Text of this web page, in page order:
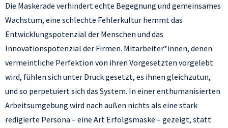
Die Maskerade verhindert echte Begegnung und gemeinsames
Wachstum, eine schlechte Fehlerkultur hemmt das
Entwicklungspotenzial der Menschen und das
Innovationspotenzial der Firmen. Mitarbeiter*innen, denen
vermeintliche Perfektion von ihren Vorgesetzten vorgelebt
wird, fühlen sich unter Druck gesetzt, es ihnen gleichzutun,
und so perpetuiert sich das System. In einer enthumanisierten
Arbeitsumgebung wird nach außen nichts als eine stark
redigierte Persona – eine Art Erfolgsmaske – gezeigt, statt